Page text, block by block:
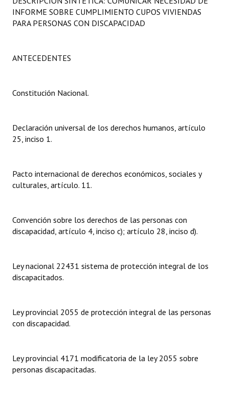
Programas
Constitución Nacional
Carta Orgánica 2007
Digesto
DOCUMENTOS
Proyectos Presentados
Actas de Sesión
Ejecución Presupuestaria
NORMATIVA
INFORME SOBRE CUMPLIMIENTO CUPOS VIVIENDAS
PARA PERSONAS CON DISCAPACIDAD
ANTECEDENTES
Constitución Nacional.
Declaración universal de los derechos humanos, artículo
25, inciso 1.
Pacto internacional de derechos económicos, sociales y
culturales, artículo. 11.
Convención sobre los derechos de las personas con
discapacidad, artículo 4, inciso c); artículo 28, inciso d).
Ley nacional 22431 sistema de protección integral de los
discapacitados.
Ley provincial 2055 de protección integral de las personas
con discapacidad.
Ley provincial 4171 modificatoria de la ley 2055 sobre
personas discapacitadas.